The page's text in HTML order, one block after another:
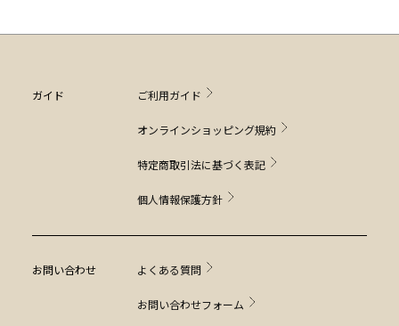
ガイド ご利用ガイド
オンラインショッピング規約
特定商取引法に基づく表記
個人情報保護方針
お問い合わせ よくある質問
お問い合わせフォーム